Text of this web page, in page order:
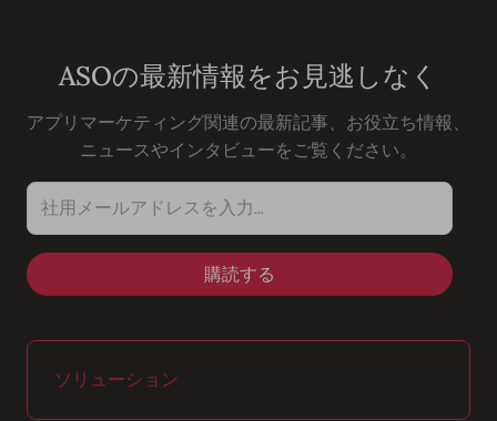
ASOの最新情報をお見逃しなく
アプリマーケティング関連の最新記事、お役立ち情報、
ニュースやインタビューをご覧ください。
社用メールアドレスを入力…
ソリューション